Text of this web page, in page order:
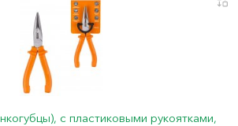
с пластиковыми рукоятками,